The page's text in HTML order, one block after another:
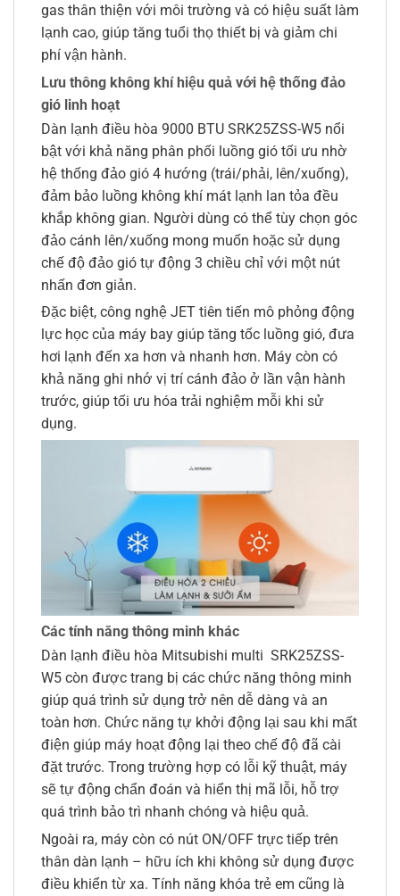
gas thân thiện với môi trường và có hiệu suất làm
lạnh cao, giúp tăng tuổi thọ thiết bị và giảm chi
phí vận hành.
Lưu thông không khí hiệu quả với hệ thống đảo
gió linh hoạt
Dàn lạnh điều hòa 9000 BTU SRK25ZSS-W5 nổi
bật với khả năng phân phối luồng gió tối ưu nhờ
hệ thống đảo gió 4 hướng (trái/phải, lên/xuống),
đảm bảo luồng không khí mát lạnh lan tỏa đều
khắp không gian. Người dùng có thể tùy chọn góc
đảo cánh lên/xuống mong muốn hoặc sử dụng
chế độ đảo gió tự động 3 chiều chỉ với một nút
nhấn đơn giản.
Đặc biệt, công nghệ JET tiên tiến mô phỏng động
lực học của máy bay giúp tăng tốc luồng gió, đưa
hơi lạnh đến xa hơn và nhanh hơn. Máy còn có
khả năng ghi nhớ vị trí cánh đảo ở lần vận hành
trước, giúp tối ưu hóa trải nghiệm mỗi khi sử
dụng.
Các tính năng thông minh khác
Dàn lạnh điều hòa Mitsubishi multi SRK25ZSS-
W5 còn được trang bị các chức năng thông minh
giúp quá trình sử dụng trở nên dễ dàng và an
toàn hơn. Chức năng tự khởi động lại sau khi mất
điện giúp máy hoạt động lại theo chế độ đã cài
đặt trước. Trong trường hợp có lỗi kỹ thuật, máy
sẽ tự động chẩn đoán và hiển thị mã lỗi, hỗ trợ
quá trình bảo trì nhanh chóng và hiệu quả.
Ngoài ra, máy còn có nút ON/OFF trực tiếp trên
thân dàn lạnh – hữu ích khi không sử dụng được
điều khiển từ xa. Tính năng khóa trẻ em cũng là